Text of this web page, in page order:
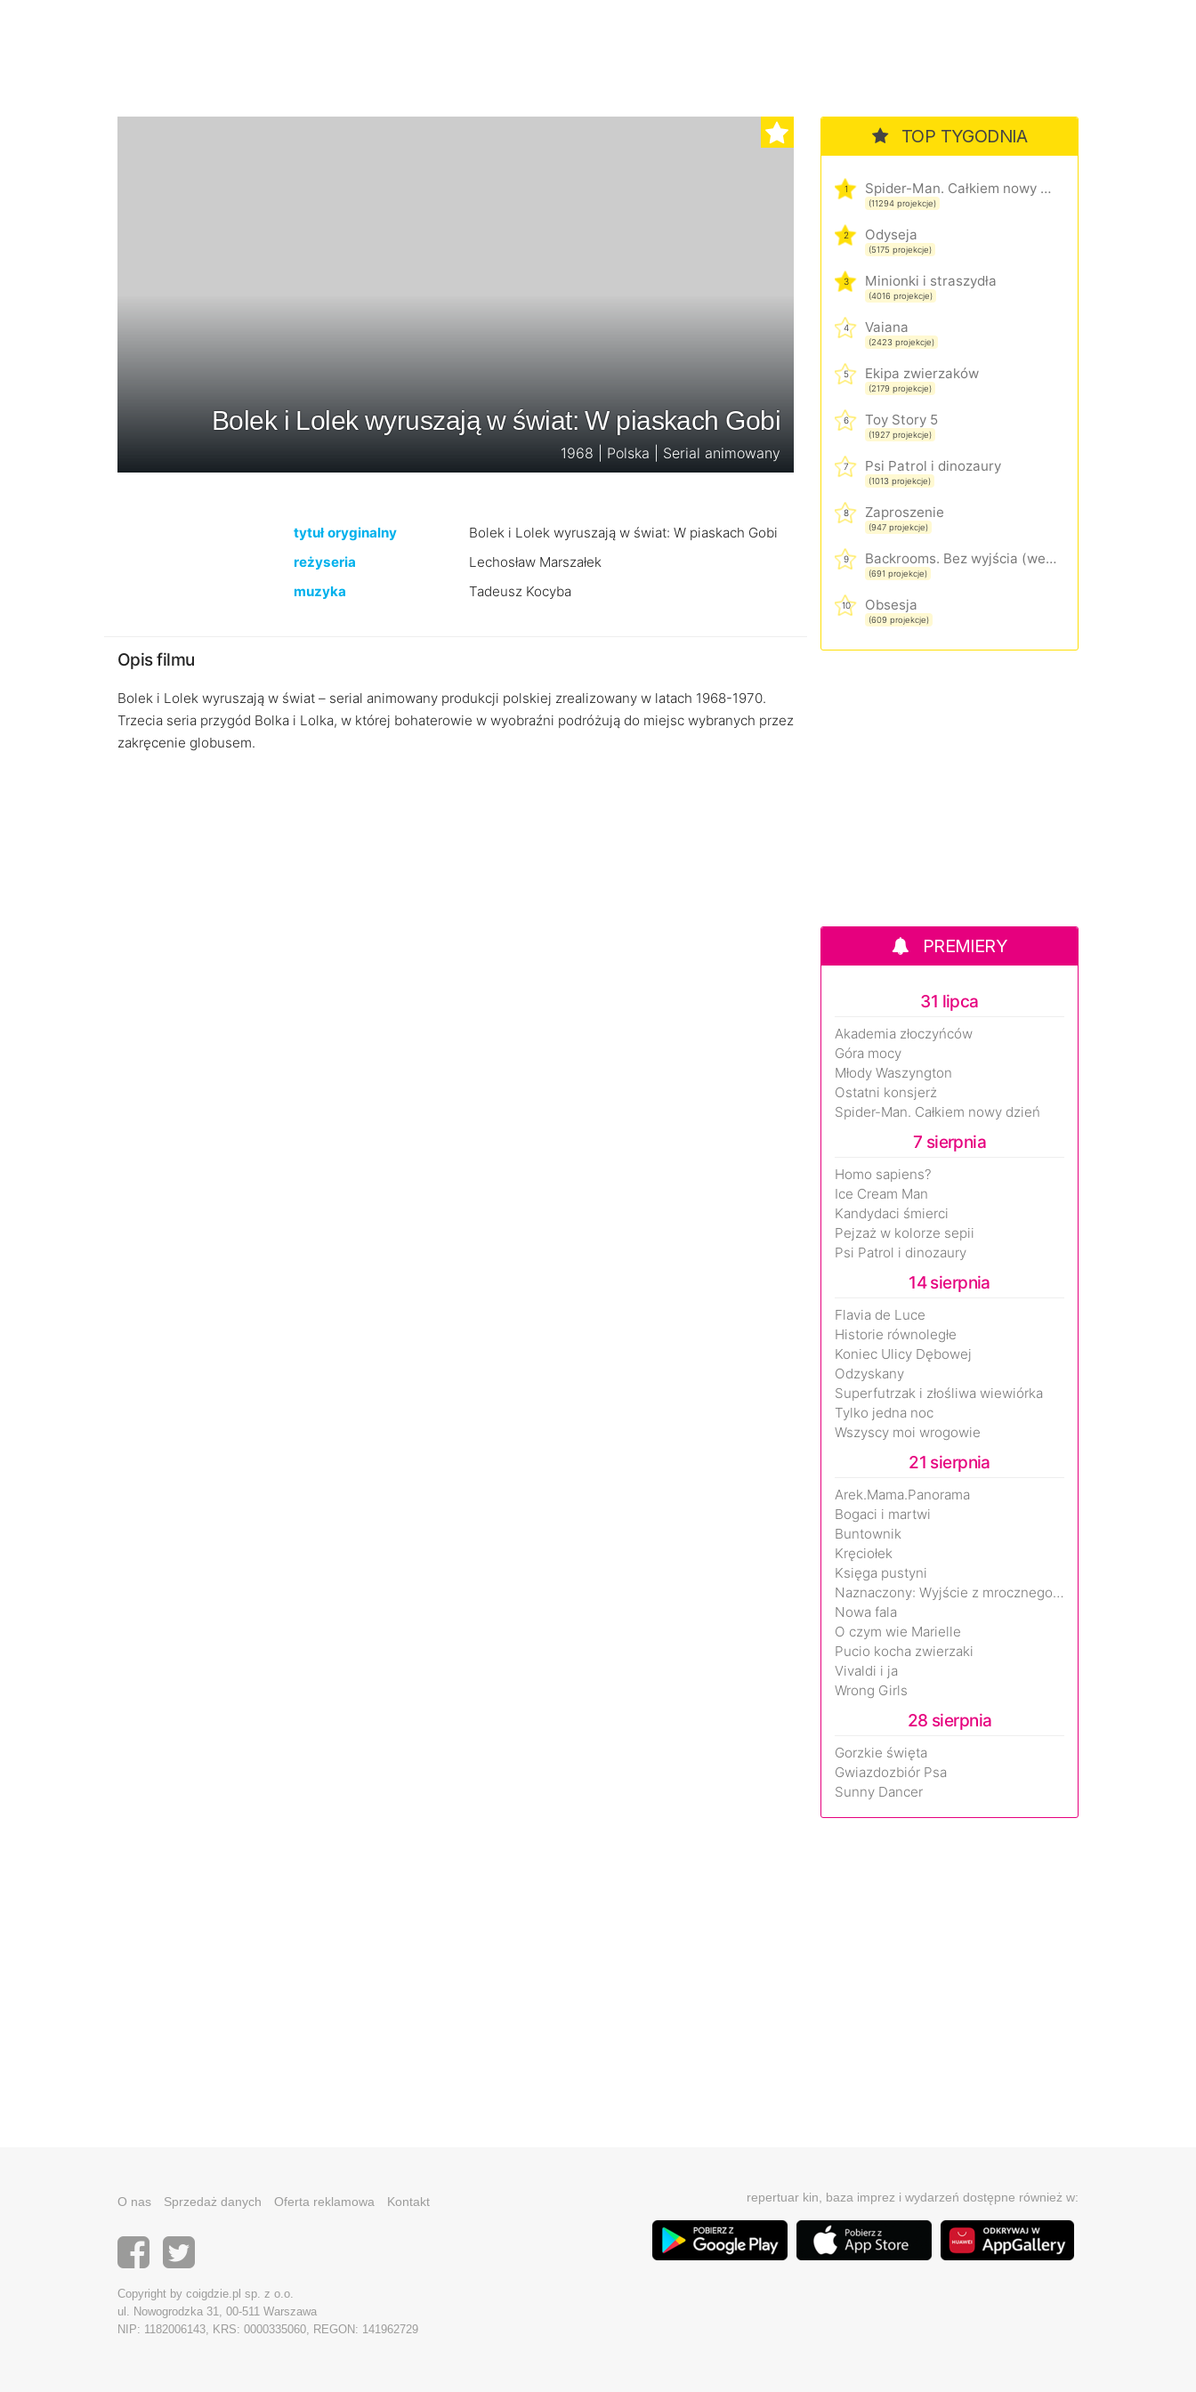
Bolek i Lolek wyruszają w świat: W piaskach Gobi
1968 | Polska | Serial animowany
tytuł oryginalny
Bolek i Lolek wyruszają w świat: W piaskach Gobi
reżyseria
Lechosław Marszałek
muzyka
Tadeusz Kocyba
Opis filmu
Bolek i Lolek wyruszają w świat – serial animowany produkcji polskiej zrealizowany w latach 1968-1970.
Trzecia seria przygód Bolka i Lolka, w której bohaterowie w wyobraźni podróżują do miejsc wybranych przez
zakręcenie globusem.
TOP TYGODNIA
1 Spider-Man. Całkiem nowy dzień
(11294 projekcje)
2 Odyseja
(5175 projekcje)
3 Minionki i straszydła
(4016 projekcje)
4 Vaiana
(2423 projekcje)
5 Ekipa zwierzaków
(2179 projekcje)
6 Toy Story 5
(1927 projekcje)
7 Psi Patrol i dinozaury
(1013 projekcje)
8 Zaproszenie
(947 projekcje)
9 Backrooms. Bez wyjścia (wersja rozszerzona)
(691 projekcje)
10 Obsesja
(609 projekcje)
PREMIERY
31 lipca
Akademia złoczyńców
Góra mocy
Młody Waszyngton
Ostatni konsjerż
Spider-Man. Całkiem nowy dzień
7 sierpnia
Homo sapiens?
Ice Cream Man
Kandydaci śmierci
Pejzaż w kolorze sepii
Psi Patrol i dinozaury
14 sierpnia
Flavia de Luce
Historie równoległe
Koniec Ulicy Dębowej
Odzyskany
Superfutrzak i złośliwa wiewiórka
Tylko jedna noc
Wszyscy moi wrogowie
21 sierpnia
Arek.Mama.Panorama
Bogaci i martwi
Buntownik
Kręciołek
Księga pustyni
Naznaczony: Wyjście z mrocznego wymiaru
Nowa fala
O czym wie Marielle
Pucio kocha zwierzaki
Vivaldi i ja
Wrong Girls
28 sierpnia
Gorzkie święta
Gwiazdozbiór Psa
Sunny Dancer
O nas Sprzedaż danych Oferta reklamowa Kontakt
Copyright by coigdzie.pl sp. z o.o.
ul. Nowogrodzka 31, 00-511 Warszawa
NIP: 1182006143, KRS: 0000335060, REGON: 141962729
repertuar kin, baza imprez i wydarzeń dostępne również w: